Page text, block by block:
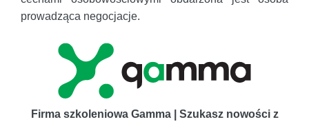
prowadząca negocjacje.
Firma szkoleniowa Gamma | Szukasz nowości z